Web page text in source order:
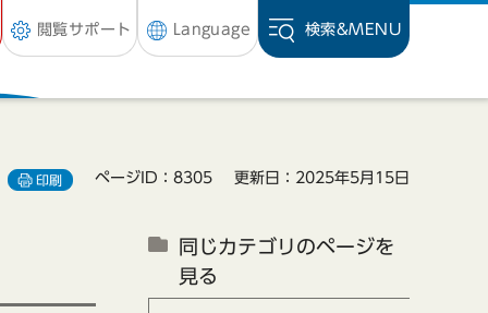
閲覧サポート Language 検索&MENU
印刷 ページID：8305 更新日：2025年5月15日
同じカテゴリのページを
見る